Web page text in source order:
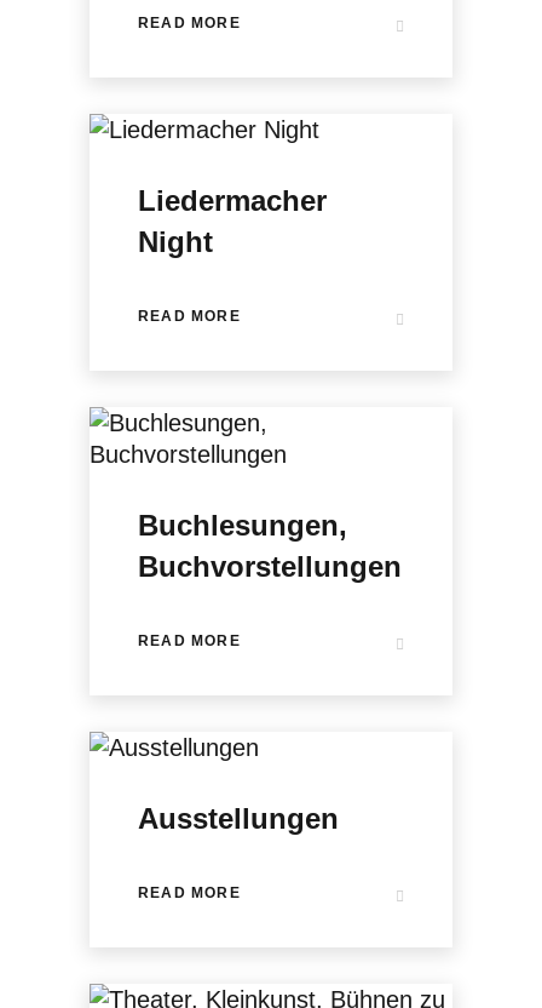
READ MORE
Liedermacher
Night
READ MORE
Buchlesungen,
Buchvorstellungen
READ MORE
Ausstellungen
READ MORE